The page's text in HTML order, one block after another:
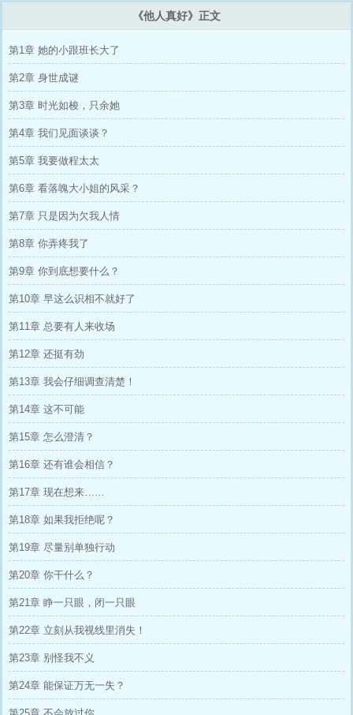
《他人真好》正文
第1章 她的小跟班长大了
第2章 身世成谜
第3章 时光如梭，只余她
第4章 我们见面谈谈？
第5章 我要做程太太
第6章 看落魄大小姐的风采？
第7章 只是因为欠我人情
第8章 你弄疼我了
第9章 你到底想要什么？
第10章 早这么识相不就好了
第11章 总要有人来收场
第12章 还挺有劲
第13章 我会仔细调查清楚！
第14章 这不可能
第15章 怎么澄清？
第16章 还有谁会相信？
第17章 现在想来……
第18章 如果我拒绝呢？
第19章 尽量别单独行动
第20章 你干什么？
第21章 睁一只眼，闭一只眼
第22章 立刻从我视线里消失！
第23章 别怪我不义
第24章 能保证万无一失？